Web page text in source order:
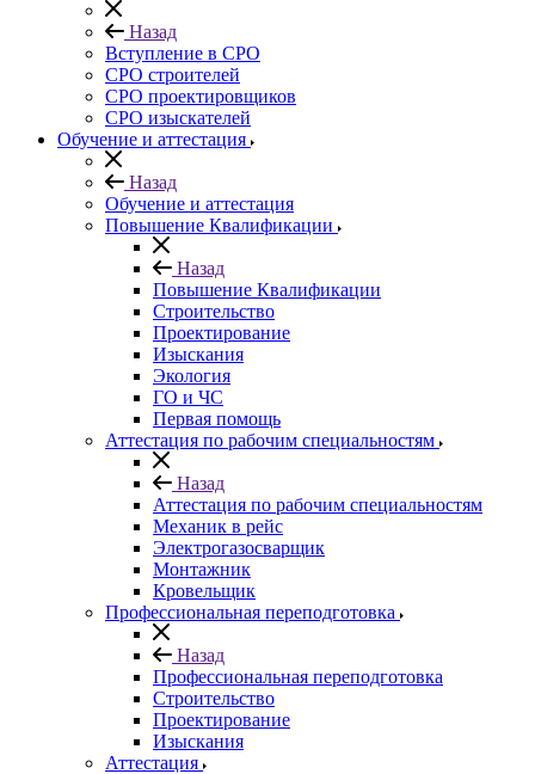
Назад
Вступление в СРО
СРО строителей
СРО проектировщиков
СРО изыскателей
Обучение и аттестация
Назад
Обучение и аттестация
Повышение Квалификации
Назад
Повышение Квалификации
Строительство
Проектирование
Изыскания
Экология
ГО и ЧС
Первая помощь
Аттестация по рабочим специальностям
Назад
Аттестация по рабочим специальностям
Механик в рейс
Электрогазосварщик
Монтажник
Кровельщик
Профессиональная переподготовка
Назад
Профессиональная переподготовка
Строительство
Проектирование
Изыскания
Аттестация